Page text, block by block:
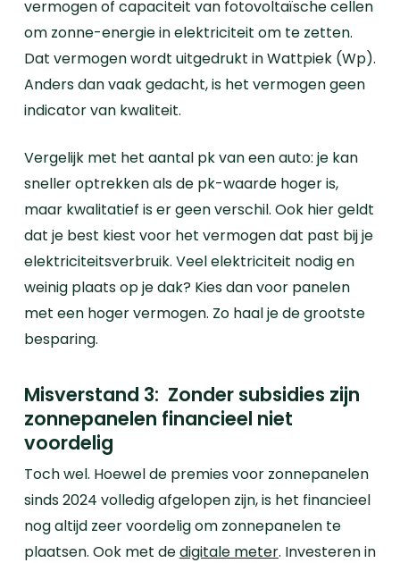
vermogen of capaciteit van fotovoltaïsche cellen
om zonne-energie in elektriciteit om te zetten.
Dat vermogen wordt uitgedrukt in Wattpiek (Wp).
Anders dan vaak gedacht, is het vermogen geen
indicator van kwaliteit.
Vergelijk met het aantal pk van een auto: je kan
sneller optrekken als de pk-waarde hoger is,
maar kwalitatief is er geen verschil. Ook hier geldt
dat je best kiest voor het vermogen dat past bij je
elektriciteitsverbruik. Veel elektriciteit nodig en
weinig plaats op je dak? Kies dan voor panelen
met een hoger vermogen. Zo haal je de grootste
besparing.
Misverstand 3: Zonder subsidies zijn
zonnepanelen financieel niet
voordelig
Toch wel. Hoewel de premies voor zonnepanelen
sinds 2024 volledig afgelopen zijn, is het financieel
nog altijd zeer voordelig om zonnepanelen te
plaatsen. Ook met dedigitale meter. Investeren in